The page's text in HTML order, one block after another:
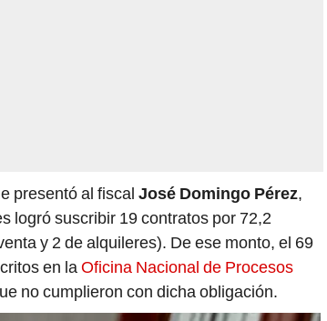
presentó al fiscal José Domingo Pérez,
logró suscribir 19 contratos por 72,2
y 2 de alquileres). De ese monto, el 69
en laOficina Nacional de Procesos
no cumplieron con dicha obligación.